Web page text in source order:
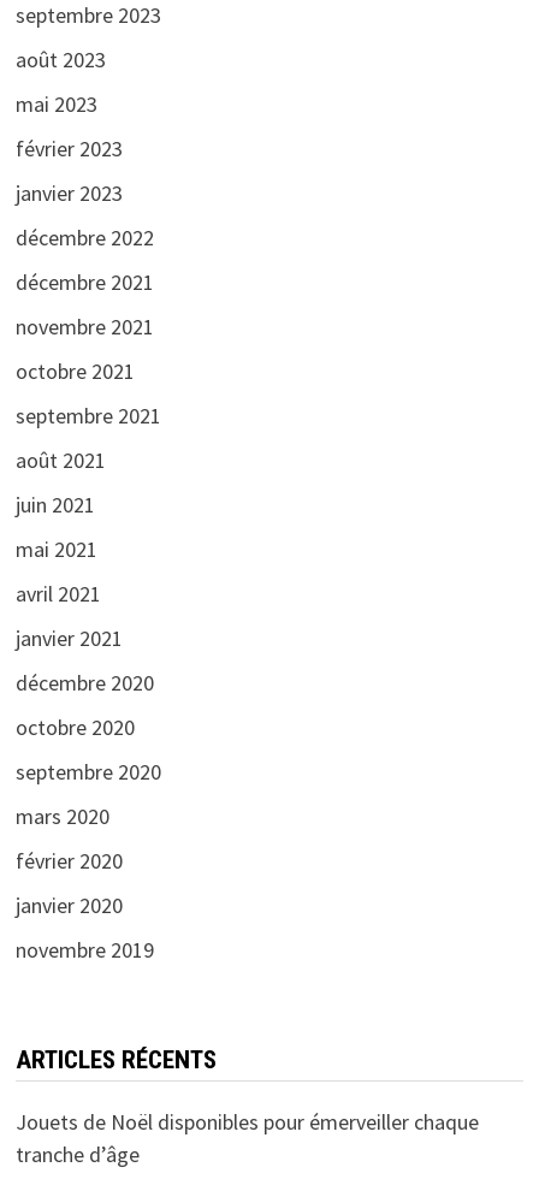
septembre 2023
août 2023
mai 2023
février 2023
janvier 2023
décembre 2022
décembre 2021
novembre 2021
octobre 2021
septembre 2021
août 2021
juin 2021
mai 2021
avril 2021
janvier 2021
décembre 2020
octobre 2020
septembre 2020
mars 2020
février 2020
janvier 2020
novembre 2019
ARTICLES RÉCENTS
Jouets de Noël disponibles pour émerveiller chaque
tranche d’âge